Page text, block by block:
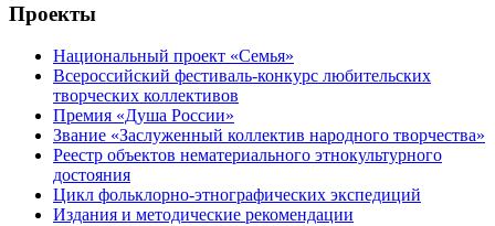
Проекты
Национальный проект «Семья»
Всероссийский фестиваль-конкурс любительских
творческих коллективов
Премия «Душа России»
Звание «Заслуженный коллектив народного творчества»
Реестр объектов нематериального этнокультурного
достояния
Цикл фольклорно-этнографических экспедиций
Издания и методические рекомендации